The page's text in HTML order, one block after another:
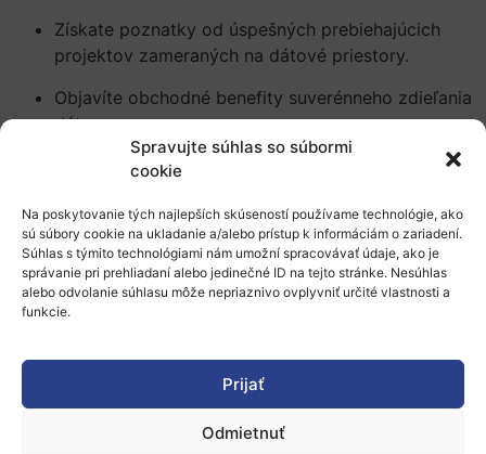
Spravujte súhlas so súbormi
cookie
Na poskytovanie tých najlepších skúseností používame technológie, ako
sú súbory cookie na ukladanie a/alebo prístup k informáciám o zariadení.
Súhlas s týmito technológiami nám umožní spracovávať údaje, ako je
správanie pri prehliadaní alebo jedinečné ID na tejto stránke. Nesúhlas
alebo odvolanie súhlasu môže nepriaznivo ovplyvniť určité vlastnosti a
funkcie.
Prijať
Odmietnuť
Získate poznatky od úspešných prebiehajúcich
projektov zameraných na dátové priestory.
Objavíte obchodné benefity suverénneho zdieľania
dát.
Budete sa podieľať na spoluvytváraní budúcnosti
Pre koho je sympózium
určené
rozhodnutia.
Manažéri ekonomických a priemyslových združení.
Vrcholový manažment.